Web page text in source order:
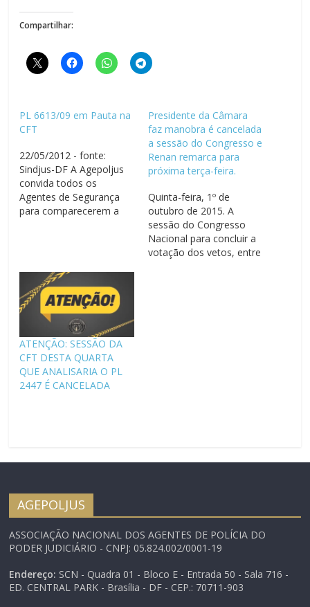
Compartilhar:
PL 6613/09 em Pauta na
CFT
22/05/2012 - fonte:
Sindjus-DF A Agepoljus
convida todos os
Agentes de Segurança
para comparecerem a
feira (23), no anexo II da
Câmara dos Deputados.
A comissão tem em sua
pauta o PL 6613/2009,
que é…
Presidente da Câmara
faz manobra é cancelada
a sessão do Congresso e
Renan remarca para
próxima terça-feira.
Quinta-feira, 1º de
outubro de 2015. A
sessão do Congresso
Nacional para concluir a
votação dos vetos, entre
ATENÇÃO: SESSÃO DA
CFT DESTA QUARTA
QUE ANALISARIA O PL
2447 É CANCELADA
AGEPOLJUS
ASSOCIAÇÃO NACIONAL DOS AGENTES DE POLÍCIA DO
PODER JUDICIÁRIO - CNPJ: 05.824.002/0001-19
Endereço: SCN - Quadra 01 - Bloco E - Entrada 50 - Sala 716 -
ED. CENTRAL PARK - Brasília - DF - CEP.: 70711-903